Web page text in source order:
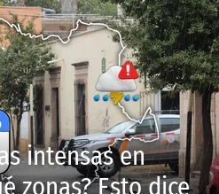
intensas en
zonas? Esto dice